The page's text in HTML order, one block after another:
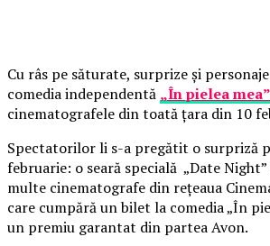
Cu râs pe săturate, surprize și
comedia independentă „În pielea mea”
cinematografele din toată țara din 10
Spectatorilor li s-a pregătit o surpriză
februarie: o seară specială „Date
multe cinematografe din rețeaua
care cumpără un bilet la comedia „În
un premiu garantat din partea Avon.